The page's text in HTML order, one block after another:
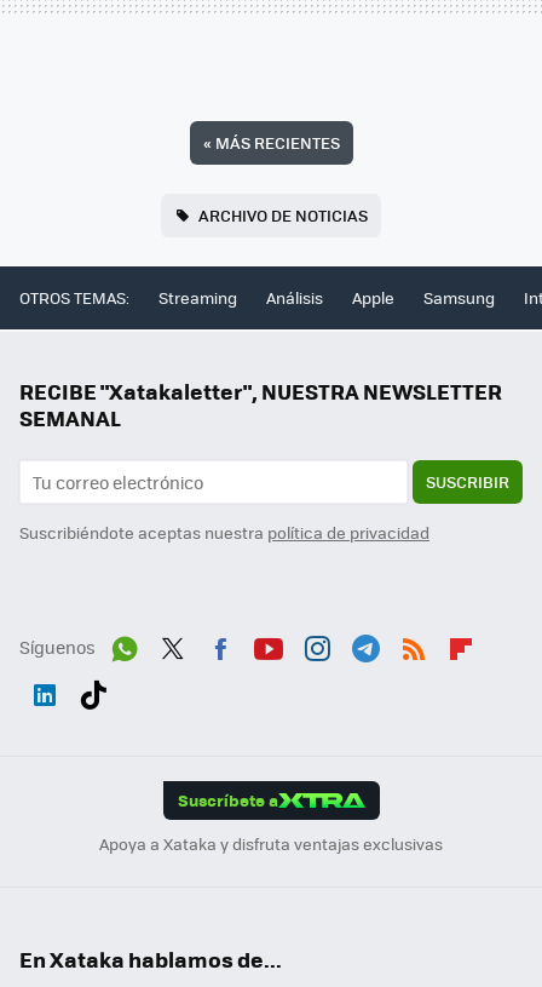
« MÁS RECIENTES
ARCHIVO DE NOTICIAS
OTROS TEMAS: Streaming Análisis Apple Samsung
RECIBE "Xatakaletter", NUESTRA NEWSLETTER
SEMANAL
SUSCRIBIR
Suscribiéndote aceptas nuestra política de privacidad
Síguenos
Suscríbete a
Apoya a Xataka y disfruta ventajas exclusivas
En Xataka hablamos de...